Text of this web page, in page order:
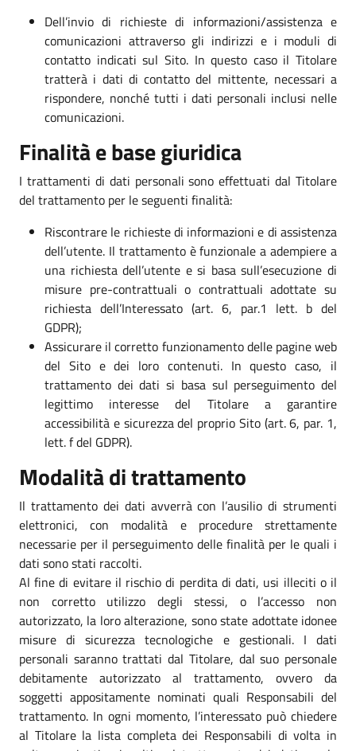
Dell’invio di richieste di informazioni/assistenza e
comunicazioni attraverso gli indirizzi e i moduli di
contatto indicati sul Sito. In questo caso il Titolare
tratterà i dati di contatto del mittente, necessari a
rispondere, nonché tutti i dati personali inclusi nelle
comunicazioni.
Finalità e base giuridica
I trattamenti di dati personali sono effettuati dal Titolare
del trattamento per le seguenti finalità:
Riscontrare le richieste di informazioni e di assistenza
dell’utente. Il trattamento è funzionale a adempiere a
una richiesta dell’utente e si basa sull’esecuzione di
misure pre-contrattuali o contrattuali adottate su
richiesta dell’Interessato (art. 6, par.1 lett. b del
GDPR);
Assicurare il corretto funzionamento delle pagine web
del Sito e dei loro contenuti. In questo caso, il
trattamento dei dati si basa sul perseguimento del
legittimo interesse del Titolare a garantire
accessibilità e sicurezza del proprio Sito (art. 6, par. 1,
lett. f del GDPR).
Modalità di trattamento
Il trattamento dei dati avverrà con l’ausilio di strumenti
elettronici, con modalità e procedure strettamente
necessarie per il perseguimento delle finalità per le quali i
dati sono stati raccolti.
Al fine di evitare il rischio di perdita di dati, usi illeciti o il
non corretto utilizzo degli stessi, o l’accesso non
autorizzato, la loro alterazione, sono state adottate idonee
misure di sicurezza tecnologiche e gestionali. I dati
personali saranno trattati dal Titolare, dal suo personale
debitamente autorizzato al trattamento, ovvero da
soggetti appositamente nominati quali Responsabili del
trattamento. In ogni momento, l’interessato può chiedere
al Titolare la lista completa dei Responsabili di volta in